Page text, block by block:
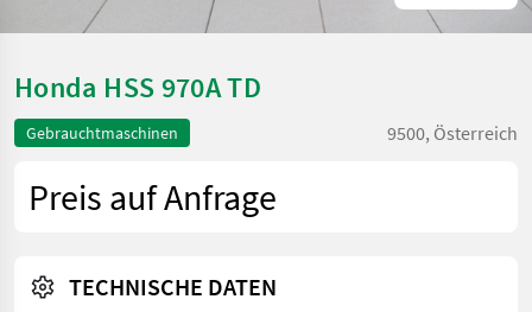
Honda HSS 970A TD
Gebrauchtmaschinen 9500, Österreich
Preis auf Anfrage
TECHNISCHE DATEN